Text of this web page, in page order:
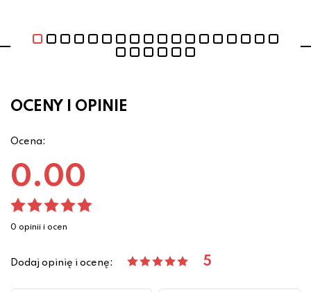
OCENY I OPINIE
Ocena:
0.00
0 opinii i ocen
Dodaj opinię i ocenę: 5